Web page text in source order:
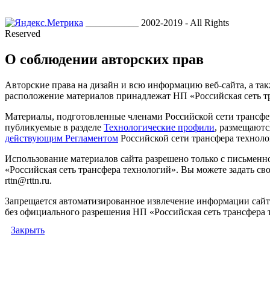
___________ 2002-2019 - All Rights
Reserved
О соблюдении авторских прав
Авторские права на дизайн и всю информацию веб-сайта, а
расположение материалов принадлежат НП «Российская сеть
Материалы, подготовленные членами Российской сети
публикуемые в разделе Технологические профили,
действующим Регламентом Российской сети трансфера
Использование материалов сайта разрешено только с
«Российская сеть трансфера технологий». Вы можете задать
rttn@rttn.ru.
Запрещается автоматизированное извлечение информации
без официального разрешения НП «Российская сеть трансфера
Закрыть